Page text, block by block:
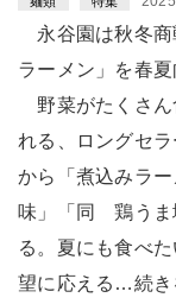
永谷園は秋冬商
ラーメン」を春夏
野菜がたくさん
れる、ロングセ
から「煮込みラ
味」「同 鶏うま
る。夏にも食べ
望に応える…続き